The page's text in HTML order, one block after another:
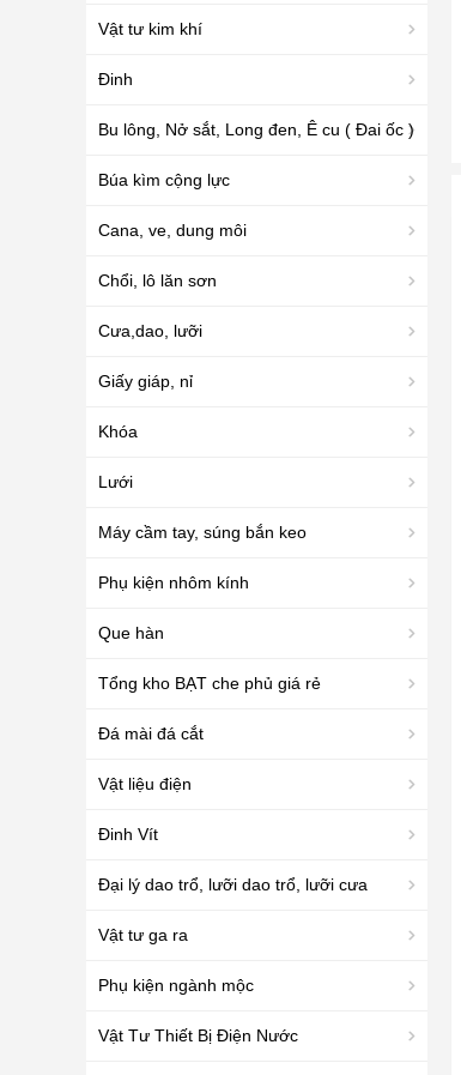
Vật tư kim khí
Đinh
Bu lông, Nở sắt, Long đen, Ê cu ( Đai ốc )
Búa kìm cộng lực
Cana, ve, dung môi
Chổi, lô lăn sơn
Cưa,dao, lưỡi
Giấy giáp, nỉ
Khóa
Lưới
Máy cầm tay, súng bắn keo
Phụ kiện nhôm kính
Que hàn
Tổng kho BẠT che phủ giá rẻ
Đá mài đá cắt
Vật liệu điện
Đinh Vít
Đại lý dao trổ, lưỡi dao trổ, lưỡi cưa
Vật tư ga ra
Phụ kiện ngành mộc
Vật Tư Thiết Bị Điện Nước